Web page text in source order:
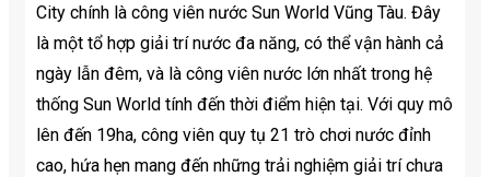
City chính là công viên nước Sun World Vũng Tàu. Đây
là một tổ hợp giải trí nước đa năng, có thể vận hành cả
ngày lẫn đêm, và là công viên nước lớn nhất trong hệ
thống Sun World tính đến thời điểm hiện tại. Với quy mô
lên đến 19ha, công viên quy tụ 21 trò chơi nước đỉnh
cao, hứa hẹn mang đến những trải nghiệm giải trí chưa